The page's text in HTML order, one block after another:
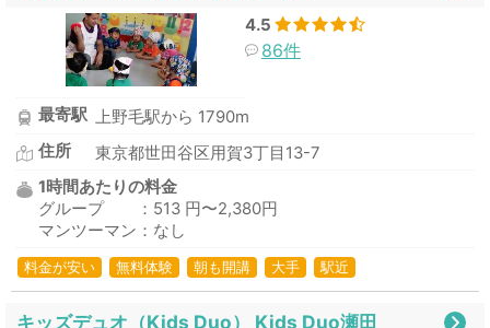
4.5
86件
最寄駅 上野毛駅から 1790m
住所
東京都世田谷区用賀3丁目13-7
1時間あたりの料金
グループ ：513 円〜2,380円
マンツーマン：なし
料金が安い 無料体験 朝も開講 大手 駅近
キッズデュオ（Kids Duo） Kids Duo瀬田